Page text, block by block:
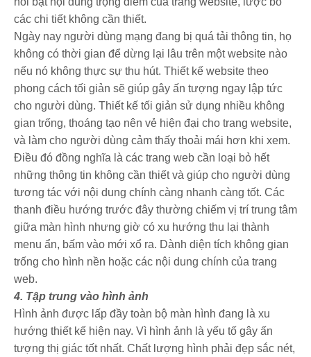
các chi tiết không cần thiết.
Ngày nay người dùng mạng đang bị quá tải thông tin, họ
không có thời gian để dừng lại lâu trên một website nào
nếu nó không thực sự thu hút. Thiết kế website theo
phong cách tối giản sẽ giúp gây ấn tượng ngay lập tức
cho người dùng. Thiết kế tối giản sử dụng nhiều không
gian trống, thoáng tạo nên vẻ hiện đại cho trang website,
và làm cho người dùng cảm thấy thoải mái hơn khi xem.
Điều đó đồng nghĩa là các trang web cần loại bỏ hết
những thông tin không cần thiết và giúp cho người dùng
tương tác với nội dung chính càng nhanh càng tốt. Các
thanh điều hướng trước đây thường chiếm vị trí trung tâm
giữa màn hình nhưng giờ có xu hướng thu lại thành
menu ẩn, bấm vào mới xổ ra. Dành diện tích không gian
trống cho hình nền hoặc các nội dung chính của trang
web.
4. Tập trung vào hình ảnh
Hình ảnh được lấp đầy toàn bộ màn hình đang là xu
hướng thiết kế hiện nay. Vì hình ảnh là yếu tố gây ấn
tượng thị giác tốt nhất. Chất lượng hình phải đẹp sắc nét,